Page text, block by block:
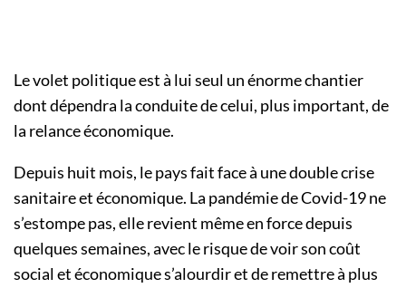
Le volet politique est à lui seul un énorme chantier
dont dépendra la conduite de celui, plus important, de
la relance économique.
Depuis huit mois, le pays fait face à une double crise
sanitaire et économique. La pandémie de Covid-19 ne
s’estompe pas, elle revient même en force depuis
quelques semaines, avec le risque de voir son coût
social et économique s’alourdir et de remettre à plus